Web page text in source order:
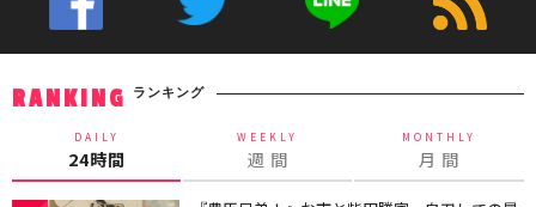
RANKING ランキング
DAILY
24時間
WEEKLY
週 間
MONTHLY
月 間